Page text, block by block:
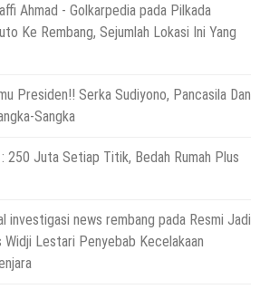
Ahmad - Golkarpedia pada Pilkada
Ke Rembang, Sejumlah Lokasi Ini Yang
Presiden!! Serka Sudiyono, Pancasila Dan
Sangka
250 Juta Setiap Titik, Bedah Rumah Plus
investigasi news rembang pada Resmi Jadi
Widji Lestari Penyebab Kecelakaan